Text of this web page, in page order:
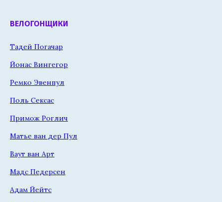
ВЕЛОГОНЩИКИ
Тадей Погачар
Йонас Вингегор
Ремко Эвенпул
Поль Сексас
Примож Роглич
Матье ван дер Пул
Ваут ван Арт
Мадс Педерсен
Адам Йейтс